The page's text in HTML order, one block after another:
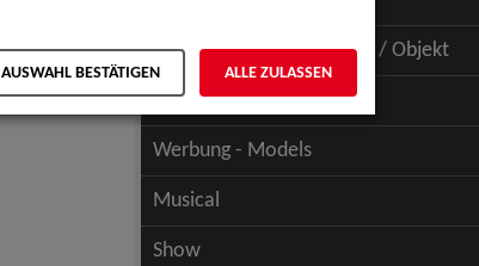
Schauspiel - Figur / Puppe / Objekt
Werbung - Talents
Werbung - Models
Musical
Show
AUSWAHL BESTÄTIGEN ALLE ZULASSEN